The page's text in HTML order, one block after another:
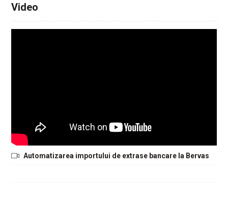
Video
Automatizarea importului de extrase bancare la Bervas